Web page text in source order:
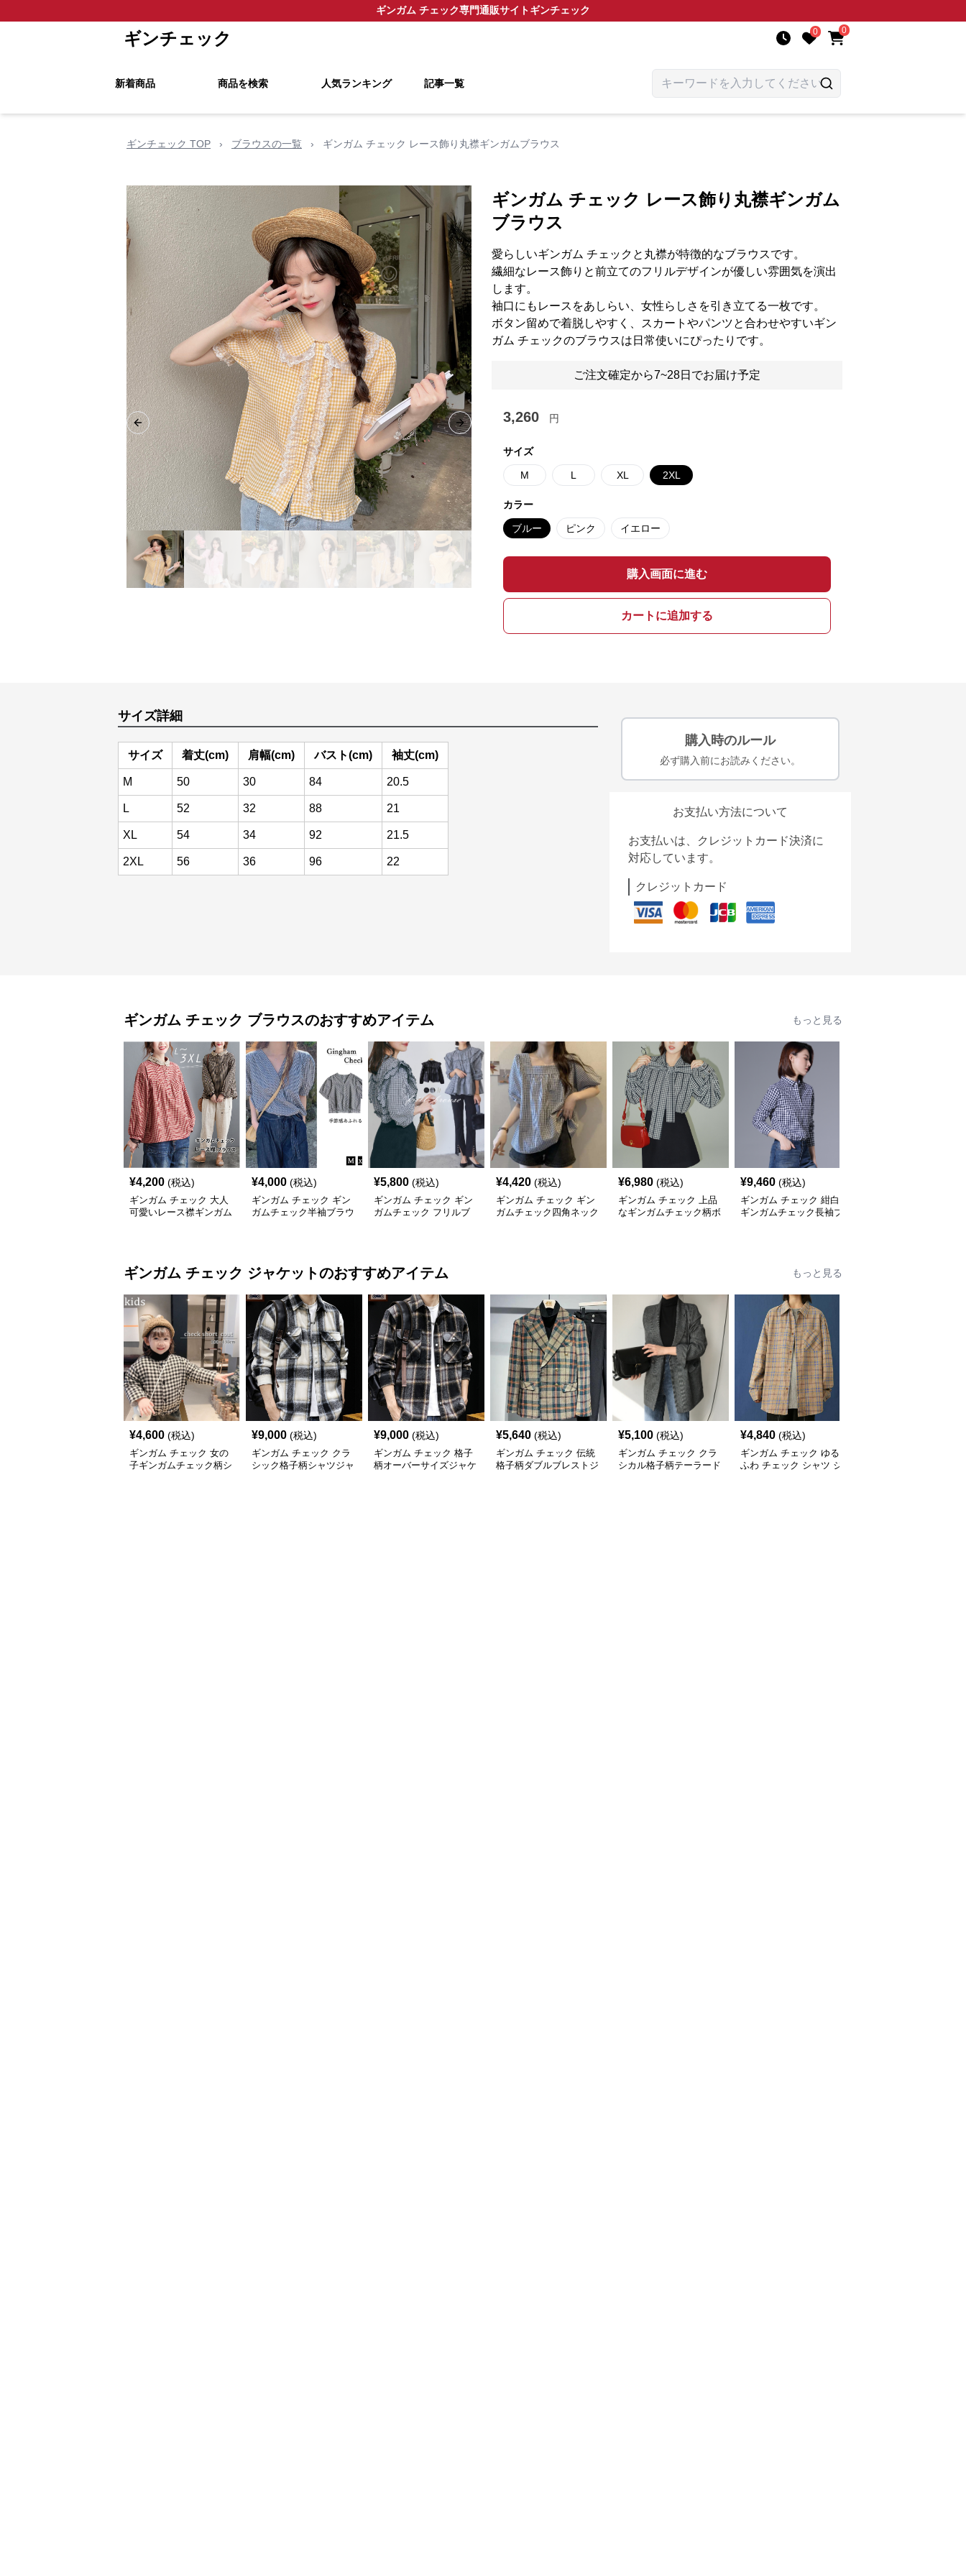
ギンガム チェック専門通販サイトギンチェック
ギンチェック 0 0
新着商品 商品を検索 人気ランキング 記事一覧
ギンチェック TOP › ブラウスの一覧 › ギンガム チェック レース飾り丸襟ギンガムブラウス
Previous slide Next slide
ギンガム チェック レース飾り丸襟ギンガム
ブラウス
愛らしいギンガム チェックと丸襟が特徴的なブラウスです。
繊細なレース飾りと前立てのフリルデザインが優しい雰囲気を演出
します。
袖口にもレースをあしらい、女性らしさを引き立てる一枚です。
ボタン留めで着脱しやすく、スカートやパンツと合わせやすいギン
ガム チェックのブラウスは日常使いにぴったりです。
ご注文確定から7~28日でお届け予定
3,260 円
サイズ
M L XL 2XL
カラー
ブルー ピンク イエロー
購入画面に進む
カートに追加する
サイズ詳細
サイズ 着丈(cm) 肩幅(cm) バスト(cm) 袖丈(cm)
M 50 30 84 20.5
L 52 32 88 21
XL 54 34 92 21.5
2XL 56 36 96 22
購入時のルール
必ず購入前にお読みください。
お支払い方法について
お支払いは、クレジットカード決済に
対応しています。
クレジットカード
ギンガム チェック ブラウスのおすすめアイテム もっと見る
¥4,200 (税込)
ギンガム チェック 大人
可愛いレース襟ギンガム
¥4,000 (税込)
ギンガム チェック ギン
ガムチェック半袖ブラウ
¥5,800 (税込)
ギンガム チェック ギン
ガムチェック フリルブ
¥4,420 (税込)
ギンガム チェック ギン
ガムチェック四角ネック
¥6,980 (税込)
ギンガム チェック 上品
なギンガムチェック柄ボ
¥9,460 (税込)
ギンガム チェック 紺白
ギンガムチェック長袖ブ
ギンガム チェック ジャケットのおすすめアイテム もっと見る
¥4,600 (税込)
ギンガム チェック 女の
子ギンガムチェック柄シ
¥9,000 (税込)
ギンガム チェック クラ
シック格子柄シャツジャ
¥9,000 (税込)
ギンガム チェック 格子
柄オーバーサイズジャケ
¥5,640 (税込)
ギンガム チェック 伝統
格子柄ダブルブレストジ
¥5,100 (税込)
ギンガム チェック クラ
シカル格子柄テーラード
¥4,840 (税込)
ギンガム チェック ゆる
ふわ チェック シャツ ジ